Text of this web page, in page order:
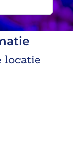
locatie